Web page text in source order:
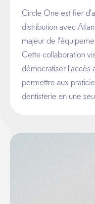
Circle One est fier
distribution avec
majeur de
Cette collaboration
démocratiser l'accès
permettre aux
dentisterie en une